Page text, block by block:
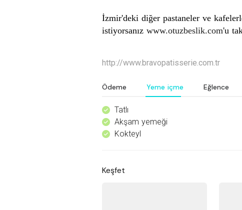
İzmir'deki diğer pastaneler ve
istiyorsanız www.otuzbeslik.com'u
http://www.bravopatisserie.com.tr
Ödeme Yeme içme Eğlence
^ Tatlı
^ Akşam yemeği
^ Kokteyl
Keşfet